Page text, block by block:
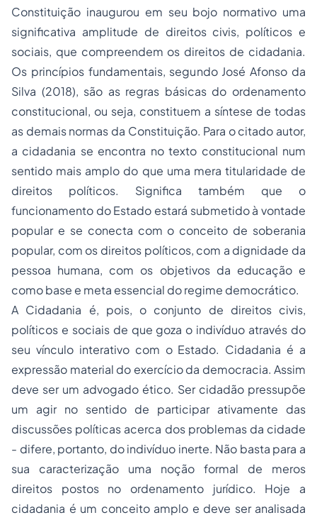
Constituição inaugurou em seu bojo normativo uma
significativa amplitude de direitos civis, políticos e
sociais, que compreendem os direitos de cidadania.
Os princípios fundamentais, segundo José Afonso da
Silva (2018), são as regras básicas do ordenamento
constitucional, ou seja, constituem a síntese de todas
as demais normas da Constituição. Para o citado autor,
a cidadania se encontra no texto constitucional num
sentido mais amplo do que uma mera titularidade de
direitos políticos. Significa também que o
funcionamento do Estado estará submetido à vontade
popular e se conecta com o conceito de soberania
popular, com os direitos políticos, com a dignidade da
pessoa humana, com os objetivos da educação e
como base e meta essencial do regime democrático.
A Cidadania é, pois, o conjunto de direitos civis,
políticos e sociais de que goza o indivíduo através do
seu vínculo interativo com o Estado. Cidadania é a
expressão material do exercício da democracia. Assim
deve ser um advogado ético. Ser cidadão pressupõe
um agir no sentido de participar ativamente das
discussões políticas acerca dos problemas da cidade
- difere, portanto, do indivíduo inerte. Não basta para a
sua caracterização uma noção formal de meros
direitos postos no ordenamento jurídico. Hoje a
cidadania é um conceito amplo e deve ser analisada